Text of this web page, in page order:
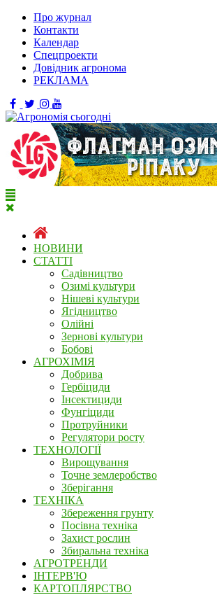
Про журнал
Контакти
Календар
Спецпроекти
Довідник агронома
РЕКЛАМА
НОВИНИ
СТАТТІ
Садівництво
Озимі культури
Нішеві культури
Ягідництво
Олійні
Зернові культури
Бобові
АГРОХІМІЯ
Добрива
Гербіциди
Інсектициди
Фунгіциди
Протруйники
Регулятори росту
ТЕХНОЛОГІЇ
Вирощування
Точне землеробство
Зберігання
ТЕХНІКА
Збереження грунту
Посівна техніка
Захист рослин
Збиральна техніка
АГРОТРЕНДИ
ІНТЕРВ'Ю
КАРТОПЛЯРСТВО